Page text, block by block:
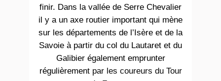
finir. Dans la vallée de Serre Chevalier
il y a un axe routier important qui mène
sur les départements de l’Isère et de la
Savoie à partir du col du Lautaret et du
Galibier également emprunter
régulièrementpar les coureurs du Tour